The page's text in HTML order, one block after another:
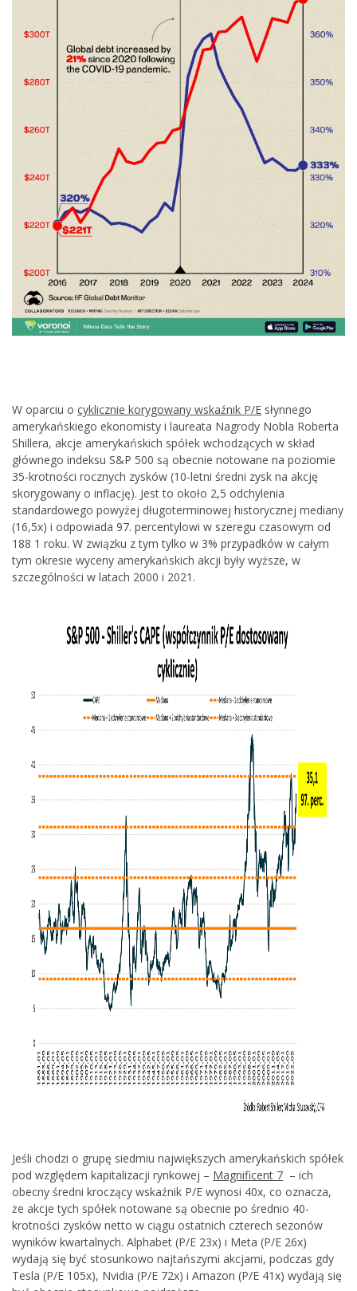
W oparciu o cyklicznie korygowany wskaźnik P/E słynnego
amerykańskiego ekonomisty i laureata Nagrody Nobla Roberta
Shillera, akcje amerykańskich spółek wchodzących w skład
głównego indeksu S&P 500 są obecnie notowane na poziomie
35-krotności rocznych zysków (10-letni średni zysk na akcję
skorygowany o inflację). Jest to około 2,5 odchylenia
standardowego powyżej długoterminowej historycznej mediany
(16,5x) i odpowiada 97. percentylowi w szeregu czasowym od
188 1 roku. W związku z tym tylko w 3% przypadków w całym
tym okresie wyceny amerykańskich akcji były wyższe, w
szczególności w latach 2000 i 2021.
Jeśli chodzi o grupę siedmiu największych amerykańskich spółek
pod względem kapitalizacji rynkowej – Magnificent 7 – ich
obecny średni kroczący wskaźnik P/E wynosi 40x, co oznacza,
że akcje tych spółek notowane są obecnie po średnio 40-
krotności zysków netto w ciągu ostatnich czterech sezonów
wyników kwartalnych. Alphabet (P/E 23x) i Meta (P/E 26x)
wydają się być stosunkowo najtańszymi akcjami, podczas gdy
Tesla (P/E 105x), Nvidia (P/E 72x) i Amazon (P/E 41x) wydają się